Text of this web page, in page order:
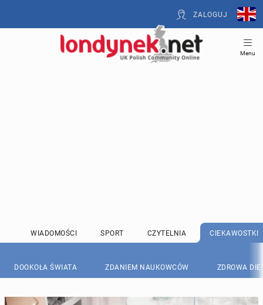
ZALOGUJ
Menu
WIADOMOŚCI SPORT CZYTELNIA CIEKAWOSTKI
DOOKOŁA ŚWIATA ZDANIEM NAUKOWCÓW ZDROWA